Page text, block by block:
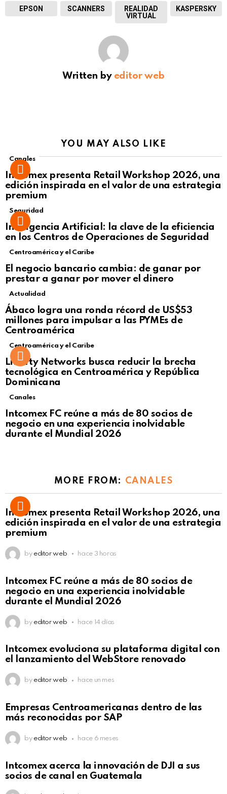
EPSON SCANNERS
REALIDAD
VIRTUAL
KASPERSKY
Written by editor web
YOU MAY ALSO LIKE
Canales
Intcomex presenta Retail Workshop 2026, una
edición inspirada en el valor de una estrategia
premium
Seguridad
Inteligencia Artificial: la clave de la eficiencia
en los Centros de Operaciones de Seguridad
Centroamérica y el Caribe
El negocio bancario cambia: de ganar por
prestar a ganar por mover el dinero
Not Safe For Work
Click to view this post
Actualidad
Ábaco logra una ronda récord de US$53
millones para impulsar a las PYMEs de
Centroamérica
Centroamérica y el Caribe
Liberty Networks busca reducir la brecha
tecnológica en Centroamérica y República
Dominicana
Canales
Intcomex FC reúne a más de 80 socios de
negocio en una experiencia inolvidable
durante el Mundial 2026
MORE FROM: CANALES
Intcomex presenta Retail Workshop 2026, una
edición inspirada en el valor de una estrategia
premium
by editor web hace 3 horas
Intcomex FC reúne a más de 80 socios de
negocio en una experiencia inolvidable
durante el Mundial 2026
by editor web hace 14 días
Intcomex evoluciona su plataforma digital con
el lanzamiento del WebStore renovado
by editor web hace un mes
Empresas Centroamericanas dentro de las
más reconocidas por SAP
by editor web hace 6 meses
Intcomex acerca la innovación de DJI a sus
socios de canal en Guatemala